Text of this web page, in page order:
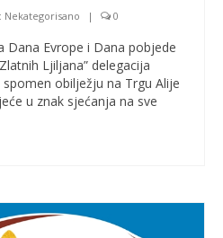
Nekategorisano | 0
Evrope i Dana pobjede
Ljiljana” delegacija
obilježju na Trgu Alije
u znak sjećanja na sve